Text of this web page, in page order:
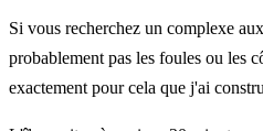
Si vous recherchez un complexe
probablement pas les foules ou les
exactement pour cela que j'ai